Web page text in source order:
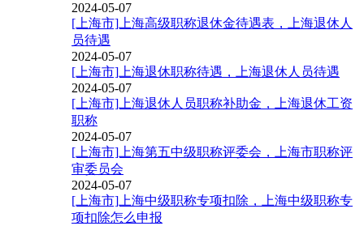
2024-05-07
[上海市]上海高级职称退休金待遇表，上海退休人
员待遇
2024-05-07
[上海市]上海退休职称待遇，上海退休人员待遇
2024-05-07
[上海市]上海退休人员职称补助金，上海退休工资
职称
2024-05-07
[上海市]上海第五中级职称评委会，上海市职称评
审委员会
2024-05-07
[上海市]上海中级职称专项扣除，上海中级职称专
项扣除怎么申报